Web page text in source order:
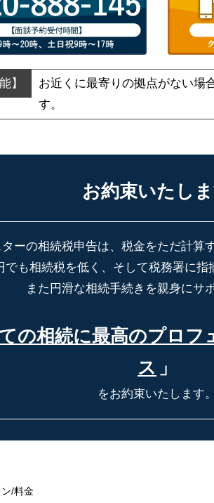
お近くに最寄りの拠点がない場
す。
お約束いたし
ーの相続税申告は、税金をただ計算
でも相続税を低く、そして税務署に指
また円滑な相続手続きを親身にサ
の相続に最高のプロフ
ス 」
をお約束いたします。
/料金